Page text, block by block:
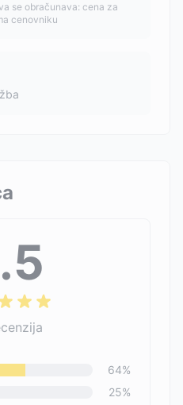
se obračunava: cena za
cenovniku
64%
25%